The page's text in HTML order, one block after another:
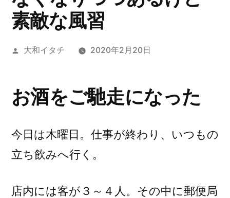
素敵な風習
投
大和イタチ 2020年2月20日
お酒をご馳走になった
今日は木曜日。仕事が終わり、いつもの
立ち飲みへ行く。
店内には客が３～４人。その中に郵便局